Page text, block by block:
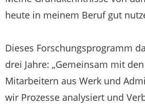
heute in meinem Beruf gut
Dieses Forschungsprogramm
drei Jahre: „Gemeinsam mit
Mitarbeitern aus Werk und
wir Prozesse analysiert und